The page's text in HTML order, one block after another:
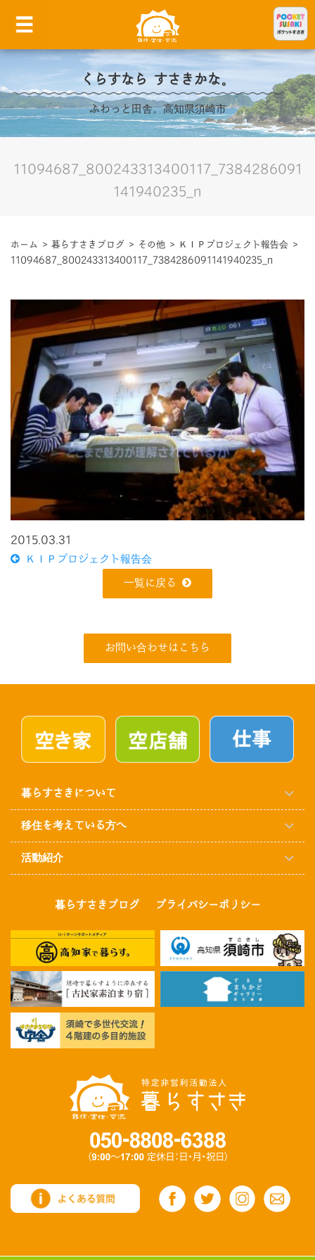
くらすなら すさきかな。
ふわっと田舎。高知県須崎市
11094687_800243313400117_7384286091
141940235_n
ホーム > 暮らすさきブログ > その他 > ＫＩＰプロジェクト報告会 >
11094687_800243313400117_7384286091141940235_n
2015.03.31
ＫＩＰプロジェクト報告会
一覧に戻る
お問い合わせはこちら
暮らすさきについて
移住を考えている方へ
活動紹介
暮らすさきブログ プライバシーポリシー